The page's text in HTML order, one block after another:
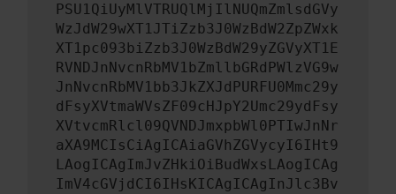
PSU1QiUyMlVTRUQlMjIlNUQmZmlsdGVy
WzJdW29wXT1JTiZzb3J0WzBdW2ZpZWxk
XT1pc093biZzb3J0WzBdW29yZGVyXT1E
RVNDJnNvcnRbMV1bZmllbGRdPWlzVG9w
JnNvcnRbMV1bb3JkZXJdPURFU0Mmc29y
dFsyXVtmaWVsZF09cHJpY2Umc29ydFsy
XVtvcmRlcl09QVNDJmxpbWl0PTIwJnNr
aXA9MCIsCiAgICAiaGVhZGVycyI6IHt9
LAogICAgImJvZHkiOiBudWxsLAogICAg
ImV4cGVjdCI6IHsKICAgICAgInJlc3Bv